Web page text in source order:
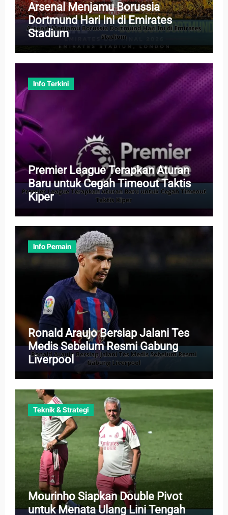
Arsenal Menjamu Borussia
Dortmund Hari Ini di Emirates
Stadium
Info Terkini
Premier League Terapkan Aturan
Baru untuk Cegah Timeout Taktis
Kiper
Info Pemain
Ronald Araujo Bersiap Jalani Tes
Medis Sebelum Resmi Gabung
Liverpool
Teknik & Strategi
Mourinho Siapkan Double Pivot
untuk Menata Ulang Lini Tengah